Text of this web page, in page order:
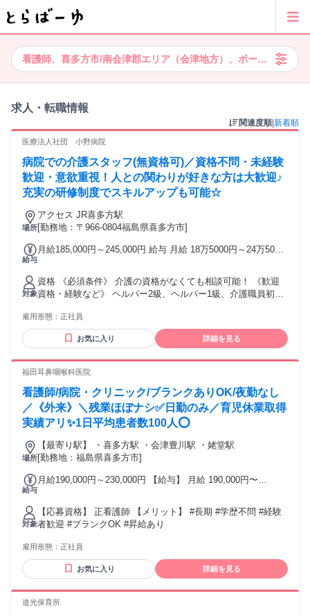
看護師、喜多方市/南会津郡エリア（会津地方）、ボーナス・賞与
求人・転職情報
関連度順 新着順
医療法人社団 小野病院
病院での介護スタッフ(無資格可)／資格不問・未経験
歓迎・意欲重視！人との関わりが好きな方は大歓迎♪
充実の研修制度でスキルアップも可能☆
場所
アクセス JR喜多方駅
[勤務地：〒966-0804福島県喜多方市]
給与
月給185,000円～245,000円 給与 月給 18万5000円～24万5000
り 月給：185,000円～245,000円 基本給：140,000円～170,000
円 看護手当：5,000円 当直手当：8,000円/回(給与は5回で計
算) 住宅手当：10,000円(単身者・賃貸のみ) 扶養手当：第1子
6000円、第2子・第3子2000円 資格手当：10,000円(介護福祉
交通費規定支給
対象
資格 《必須条件》 介護の資格がなくても相談可能！ 《歓迎
資格・経験など》 ヘルパー2級、ヘルパー1級、介護職員初任
としての実務経験者歓迎！ 《こんな方歓迎》 ・上位資格取得
を目指していきたい方 ・介護職として長く経験を積んでいき
雇用形態： 正社員
お気に入り 詳細を見る
福田耳鼻咽喉科医院
看護師/病院・クリニック/ブランクありOK/夜勤なし
／《外来》＼残業ほぼナシ✅日勤のみ／育児休業取得
実績アリ✨1日平均患者数100人⭕
場所
【最寄り駅】 ・喜多方駅 ・会津豊川駅 ・姥堂駅
[勤務地：福島県喜多方市]
給与
月給190,000円～230,000円 【給与】 月給 190,000円〜
対象
【応募資格】 正看護師 【メリット】 #長期 #学歴不問 #経験
者歓迎 #ブランクOK #昇給あり
雇用形態： 正社員
お気に入り 詳細を見る
道光保育所